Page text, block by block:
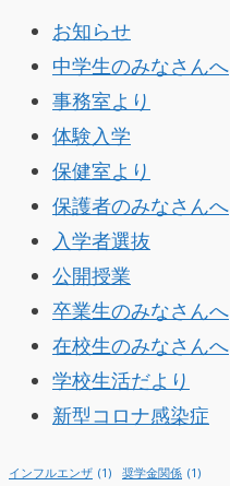
お知らせ
中学生のみなさんへ
事務室より
体験入学
保健室より
保護者のみなさんへ
入学者選抜
公開授業
卒業生のみなさんへ
在校生のみなさんへ
学校生活だより
新型コロナ感染症
インフルエンザ (1) 奨学金関係 (1)